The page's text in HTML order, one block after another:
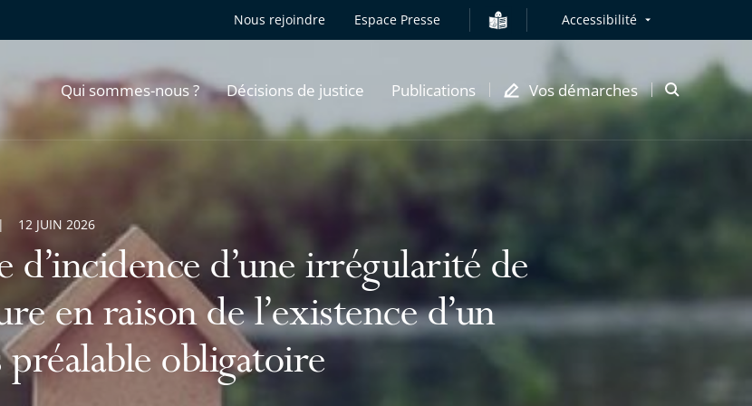
Nous rejoindre Espace Presse Accessibilité
Qui sommes-nous ? Décisions de justice Publications Vos démarches
Ouvrir
d’incidence d’une irrégularité de
en raison de l’existence d’un
obligatoire
12 JUIN 2026